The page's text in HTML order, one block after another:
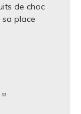
de choc
place